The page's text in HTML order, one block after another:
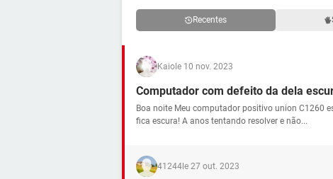
Recentes
Kaio le 10 nov. 2023
Computador com defeito da dela
Boa noite Meu computador positivo union C1260
fica escura! A anos tentando resolver e não...
41244 le 27 out. 2023